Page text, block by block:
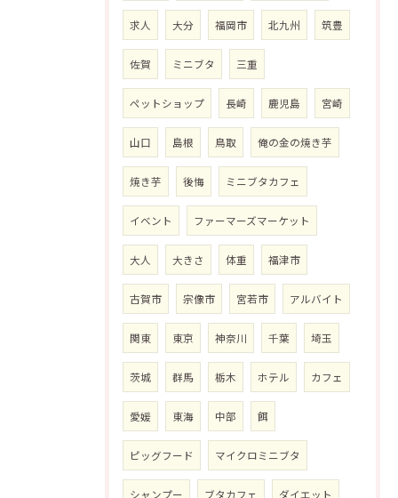
求人 大分 福岡市 北九州 筑豊
佐賀 ミニブタ 三重
ペットショップ 長崎 鹿児島 宮崎
山口 島根 鳥取 俺の金の焼き芋
焼き芋 後悔 ミニブタカフェ
イベント ファーマーズマーケット
大人 大きさ 体重 福津市
古賀市 宗像市 宮若市 アルバイト
関東 東京 神奈川 千葉 埼玉
茨城 群馬 栃木 ホテル カフェ
愛媛 東海 中部 餌
ピッグフード マイクロミニブタ
シャンプー ブタカフェ ダイエット